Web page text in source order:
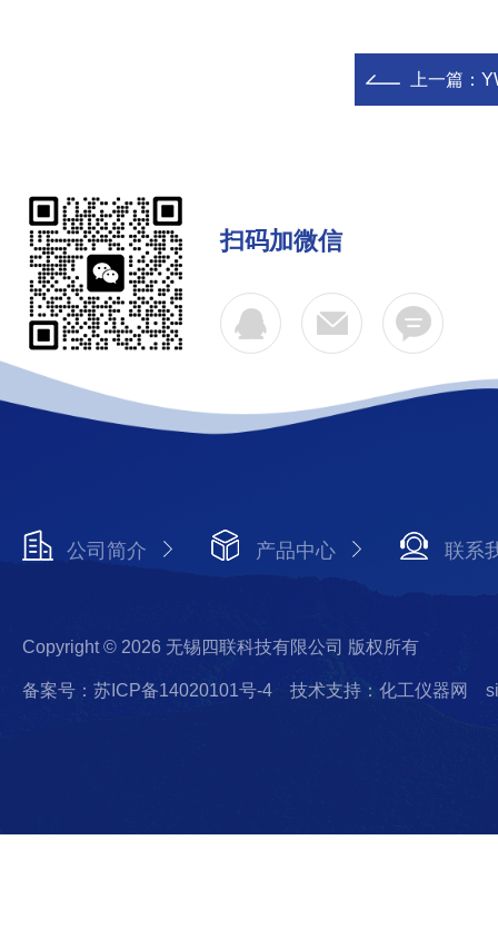
上一篇：
扫码加微信
公司简介 产品中心 联系
Copyright © 2026 无锡四联科技有限公司 版权所有
备案号：苏ICP备14020101号-4 技术支持：化工仪器网